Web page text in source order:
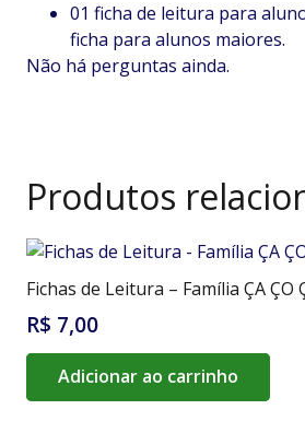
01 ficha de leitura para
ficha para alunos maiores.
Não há perguntas ainda.
Produtos
Fichas de Leitura – Família ÇA ÇO
R$ 7,00
Adicionar ao carrinho